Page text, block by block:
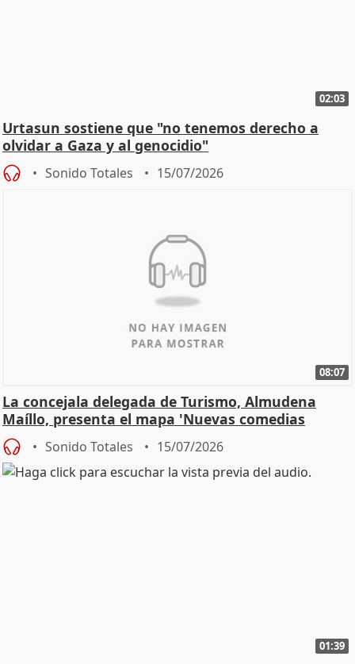
02:03
Urtasun sostiene que "no tenemos derecho a
olvidar a Gaza y al genocidio"
Sonido Totales 15/07/2026
08:07
La concejala delegada de Turismo, Almudena
Maíllo, presenta el mapa 'Nuevas comedias
madrileñas'
Sonido Totales 15/07/2026
01:39